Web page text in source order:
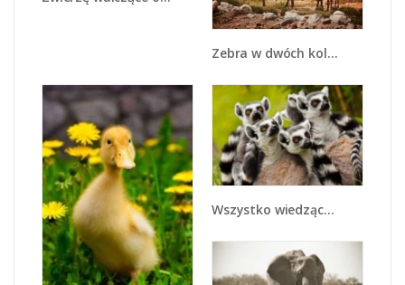
Zebra w dwóch kolorach - Z221
Wszystko wiedzące lemury - Z259